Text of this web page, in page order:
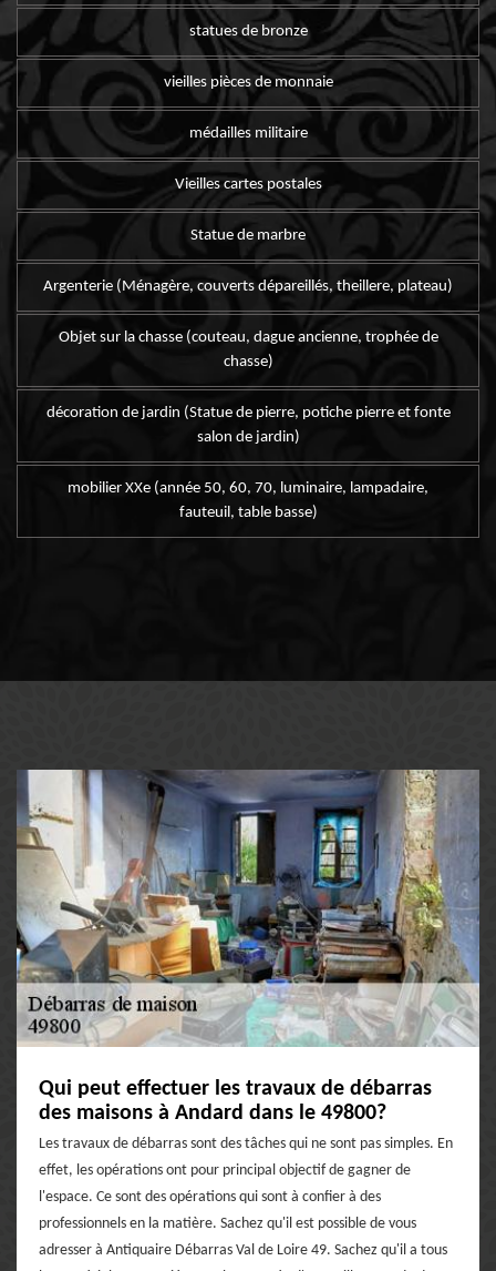
statues de bronze
vieilles pièces de monnaie
médailles militaire
Vieilles cartes postales
Statue de marbre
Argenterie (Ménagère, couverts dépareillés, theillere, plateau)
Objet sur la chasse (couteau, dague ancienne, trophée de
chasse)
décoration de jardin (Statue de pierre, potiche pierre et fonte
salon de jardin)
mobilier XXe (année 50, 60, 70, luminaire, lampadaire,
fauteuil, table basse)
Qui peut effectuer les travaux de débarras
des maisons à Andard dans le 49800?
Les travaux de débarras sont des tâches qui ne sont pas simples. En
effet, les opérations ont pour principal objectif de gagner de
l'espace. Ce sont des opérations qui sont à confier à des
professionnels en la matière. Sachez qu'il est possible de vous
adresser à Antiquaire Débarras Val de Loire 49. Sachez qu'il a tous